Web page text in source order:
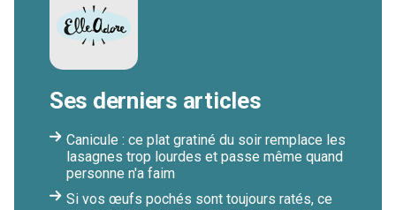
Ses derniers articles
Canicule : ce plat gratiné du soir remplace les
lasagnes trop lourdes et passe même quand
personne n'a faim
Si vos œufs pochés sont toujours ratés, ce